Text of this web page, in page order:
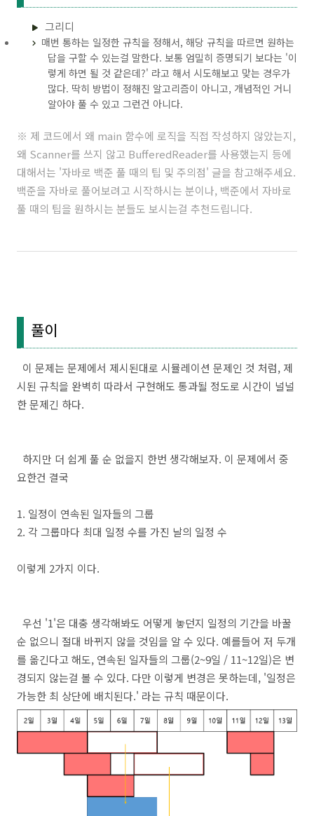
그리디
매번 통하는 일정한 규칙을 정해서, 해당 규칙을 따르면 원하는
답을 구할 수 있는걸 말한다. 보통 엄밀히 증명되기 보다는 '이
렇게 하면 될 것 같은데?' 라고 해서 시도해보고 맞는 경우가
많다. 딱히 방법이 정해진 알고리즘이 아니고, 개념적인 거니
알아야 풀 수 있고 그런건 아니다.
※ 제 코드에서 왜 main 함수에 로직을 직접 작성하지 않았는지,
왜 Scanner를 쓰지 않고 BufferedReader를 사용했는지 등에
대해서는 '자바로 백준 풀 때의 팁 및 주의점' 글을 참고해주세요.
백준을 자바로 풀어보려고 시작하시는 분이나, 백준에서 자바로
풀 때의 팁을 원하시는 분들도 보시는걸 추천드립니다.
풀이
이 문제는 문제에서 제시된대로 시뮬레이션 문제인 것 처럼, 제
시된 규칙을 완벽히 따라서 구현해도 통과될 정도로 시간이 널널
한 문제긴 하다.
하지만 더 쉽게 풀 순 없을지 한번 생각해보자. 이 문제에서 중
요한건 결국
1. 일정이 연속된 일자들의 그룹
2. 각 그룹마다 최대 일정 수를 가진 날의 일정 수
이렇게 2가지 이다.
우선 '1'은 대충 생각해봐도 어떻게 놓던지 일정의 기간을 바꿀
순 없으니 절대 바뀌지 않을 것임을 알 수 있다. 예를들어 저 두개
를 옮긴다고 해도, 연속된 일자들의 그룹(2~9일 / 11~12일)은 변
경되지 않는걸 볼 수 있다. 다만 이렇게 변경은 못하는데, '일정은
가능한 최 상단에 배치된다.' 라는 규칙 때문이다.